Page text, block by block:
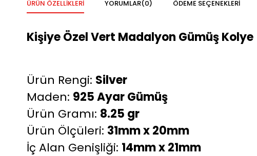
ÜRÜN ÖZELLIKLERI YORUMLAR(0) ÖDEME SEÇENEKLERI
Kişiye Özel Vert Madalyon Gümüş Kolye
Ürün Rengi: Silver
Maden: 925 Ayar Gümüş
Ürün Gramı: 8.25 gr
Ürün Ölçüleri: 31mm x 20mm
İç Alan Genişliği: 14mm x 21mm